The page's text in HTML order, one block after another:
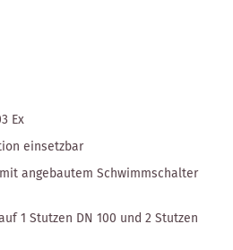
Ex
einsetzbar
angebautem Schwimmschalter
1 Stutzen DN 100 und 2 Stutzen